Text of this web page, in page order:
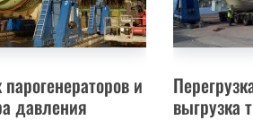
и
давления
выгрузка